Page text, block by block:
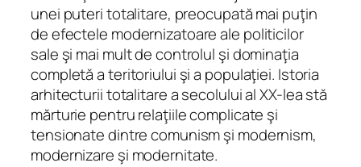
unei puteri totalitare, preocupată mai puţin
de efectele modernizatoare ale politicilor
sale şi mai mult de controlul şi dominaţia
completă a teritoriului şi a populaţiei. Istoria
arhitecturii totalitare a secolului al XX-lea stă
mărturie pentru relaţiile complicate şi
tensionate dintre comunism şi modernism,
modernizare şi modernitate.